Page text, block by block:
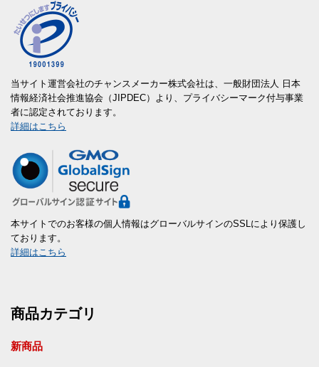
当サイト運営会社のチャンスメーカー株式会社は、一般財団法人 日本
情報経済社会推進協会（JIPDEC）より、プライバシーマーク付与事業
者に認定されております。
詳細はこちら
本サイトでのお客様の個人情報はグローバルサインのSSLにより保護し
ております。
詳細はこちら
商品カテゴリ
新商品